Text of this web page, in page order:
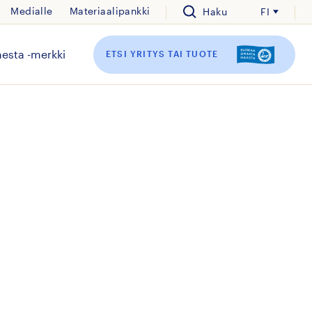
Medialle Materiaalipankki Haku FI
-merkki ETSI YRITYS TAI TUOTE